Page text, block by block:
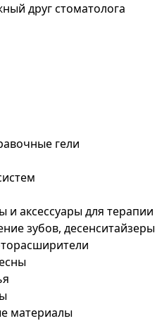
друг стоматолога
гели
аксессуары для терапии
зубов, десенситайзеры
материалы